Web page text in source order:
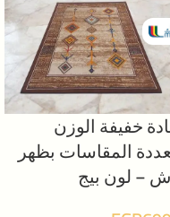
خفيفة الوزن
المقاسات بظهر
– لون بيج